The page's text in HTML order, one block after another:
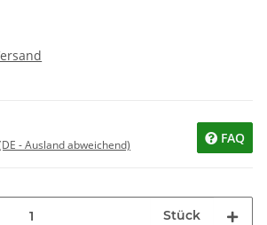
- Ausland abweichend) FAQ
Stück